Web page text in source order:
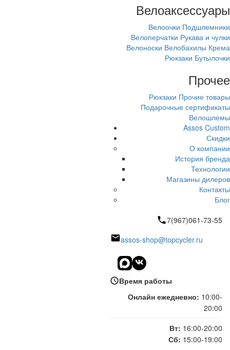
Велоаксессуары
Велоочки Подшлемники
Велоперчатки Рукава и чулки
Велоноски Велобахилы Крема
Рюкзаки Бутылочки
Прочее
Рюкзаки Прочие товары
Подарочные сертификаты
Велошлемы
Assos Custom
Скидки
О компании
История бренда
Технологии
Магазины дилеров
Контакты
Блог
7(967)061-73-55
assos-shop@topcycler.ru
Время работы
Онлайн ежедневно: 10:00-
20:00
Вт: 16:00-20:00
Сб: 15:00-19:00